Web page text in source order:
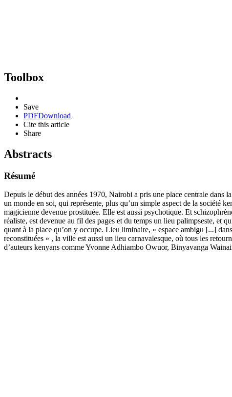
Toolbox
Save
PDFDownload
Cite this article
Share
Abstracts
Résumé
Depuis le début des années 1970, Nairobi a pris une place centrale dans
un monde en soi, qui représente, plus qu’un simple aspect de la société
magicienne devenue prostituée. Elle est aussi psychotique. Et
réaliste, est devenue au fil des pages et du temps un lieu palimpseste, et
quant à la place qu’on y occupe. Lieu liminaire, « espace ambigu [...]
reconstituées » , la ville est aussi un lieu carnavalesque, où tous les
d’auteurs kenyans comme Yvonne Adhiambo Owuor, Binyavanga